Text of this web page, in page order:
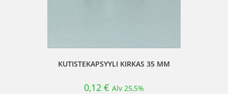
KUTISTEKAPSYYLI KIRKAS 35 MM
0,12 € Alv 25,5%